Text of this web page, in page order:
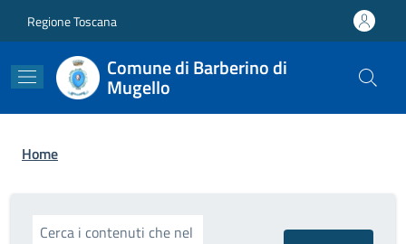
Regione Toscana
Comune di Barberino di
Mugello
Briciole di pane
Home
Cerca i contenuti che nel